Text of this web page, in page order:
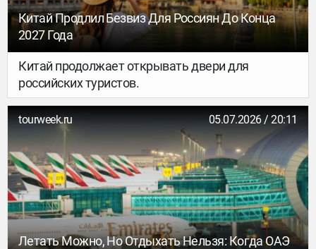
Китай Продлил Безвиз Для Россиян До Конца
2027 Года
Китай продолжает открывать двери для
российских туристов.
tourweek.ru 05.07.2026 / 20:11
Летать Можно, Но Отдыхать Нельзя: Когда ОАЭ